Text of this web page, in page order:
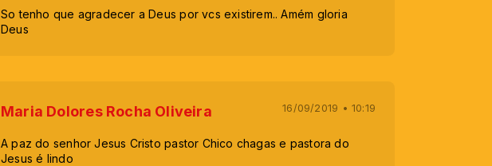
So tenho que agradecer a Deus por vcs existirem.. Amém gloria
Deus
Maria Dolores Rocha Oliveira 16/09/2019 • 10:19
A paz do senhor Jesus Cristo pastor Chico chagas e pastora do
Jesus é lindo